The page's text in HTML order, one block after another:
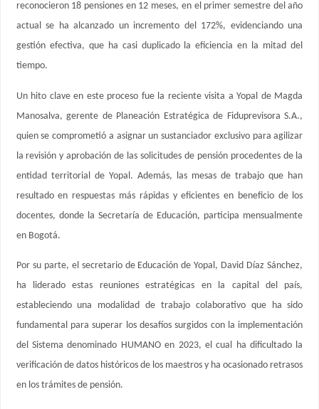
reconocieron 18 pensiones en 12 meses, en el primer semestre del año
actual se ha alcanzado un incremento del 172%, evidenciando una
gestión efectiva, que ha casi duplicado la eficiencia en la mitad del
tiempo.
Un hito clave en este proceso fue la reciente visita a Yopal de Magda
Manosalva, gerente de Planeación Estratégica de Fiduprevisora S.A.,
quien se comprometió a asignar un sustanciador exclusivo para agilizar
la revisión y aprobación de las solicitudes de pensión procedentes de la
entidad territorial de Yopal. Además, las mesas de trabajo que han
resultado en respuestas más rápidas y eficientes en beneficio de los
docentes, donde la Secretaría de Educación, participa mensualmente
en Bogotá.
Por su parte, el secretario de Educación de Yopal, David Díaz Sánchez,
ha liderado estas reuniones estratégicas en la capital del país,
estableciendo una modalidad de trabajo colaborativo que ha sido
fundamental para superar los desafíos surgidos con la implementación
del Sistema denominado HUMANO en 2023, el cual ha dificultado la
verificación de datos históricos de los maestros y ha ocasionado retrasos
en los trámites de pensión.